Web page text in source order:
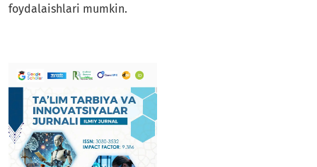
foydalaishlari mumkin.